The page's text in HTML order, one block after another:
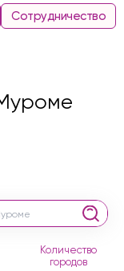
Сотрудничество
Количество
городов